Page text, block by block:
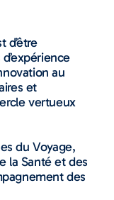
d’être
au
et
vertueux
du Voyage,
la Santé et des
des